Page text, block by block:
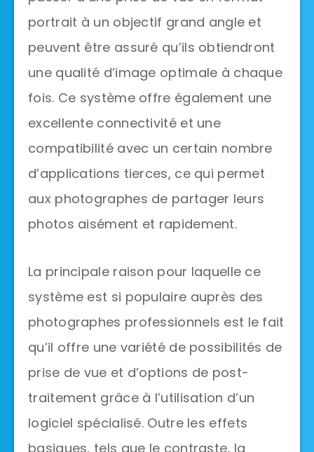
portrait à un objectif grand angle et
peuvent être assuré qu’ils obtiendront
une qualité d’image optimale à chaque
fois. Ce système offre également une
excellente connectivité et une
compatibilité avec un certain nombre
d’applications tierces, ce qui permet
aux photographes de partager leurs
photos aisément et rapidement.
La principale raison pour laquelle ce
système est si populaire auprès des
photographes professionnels est le fait
qu’il offre une variété de possibilités de
prise de vue et d’options de post-
traitement grâce à l’utilisation d’un
logiciel spécialisé. Outre les effets
basiques, tels que le contraste, la